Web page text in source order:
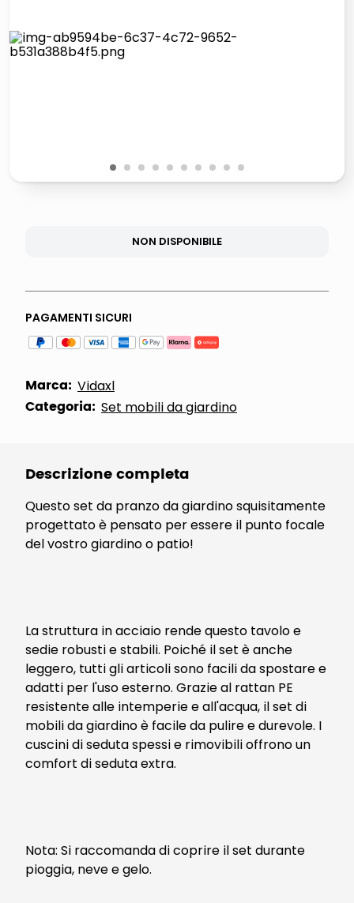
lucidatrice pavimenti
1 2 3 4 5 6 7 8 9 10
NON DISPONIBILE
PAGAMENTI SICURI
Marca: Vidaxl
Categoria: Set mobili da giardino
Descrizione completa
Questo set da pranzo da giardino squisitamente
progettato è pensato per essere il punto focale
del vostro giardino o patio!
La struttura in acciaio rende questo tavolo e
sedie robusti e stabili. Poiché il set è anche
leggero, tutti gli articoli sono facili da spostare e
adatti per l'uso esterno. Grazie al rattan PE
resistente alle intemperie e all'acqua, il set di
mobili da giardino è facile da pulire e durevole. I
cuscini di seduta spessi e rimovibili offrono un
comfort di seduta extra.
Nota: Si raccomanda di coprire il set durante
pioggia, neve e gelo.